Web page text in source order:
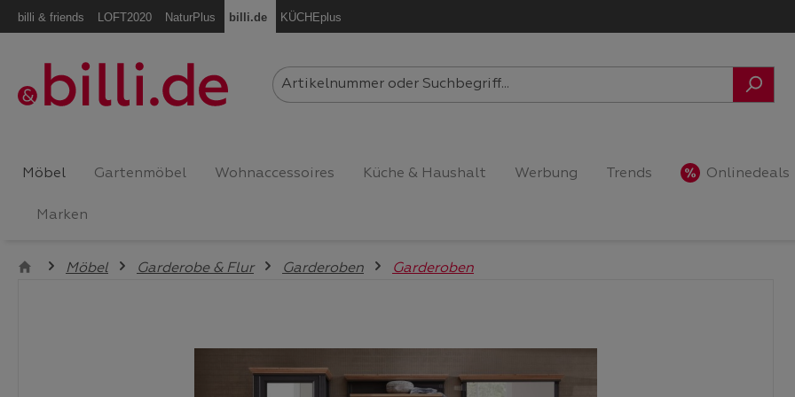
Hauptinhalt springen
Zur Suche springen
Zur Hauptnavigation springen
billi & friends LOFT2020 NaturPlus billi.de KÜCHEplus
Möbel Gartenmöbel Wohnaccessoires Küche & Haushalt Werbung Trends Onlinedeals
Marken
Möbel Garderobe & Flur Garderoben
Garderoben